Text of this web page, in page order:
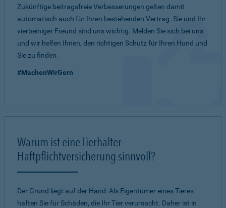
Zukünftige beitragsfreie Verbesserungen gelten damit
automatisch auch für Ihren bestehenden Vertrag. Sie und Ihr
vierbeiniger Freund sind uns wichtig. Melden Sie sich bei uns
und wir helfen Ihnen, den richtigen Schutz für Ihren Hund und
Sie zu finden.
#MachenWirGern
Warum ist eine Tierhalter-
Haftpflichtversicherung sinnvoll?
Der Grund liegt auf der Hand: Als Eigentümer eines Tieres
haften Sie für Schäden, die Ihr Tier verursacht. Daher ist in